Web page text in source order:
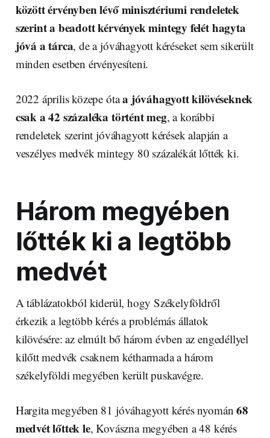
között érvényben lévő minisztériumi rendeletek
szerint a beadott kérvények mintegy felét hagyta
jóvá a tárca, de a jóváhagyott kéréseket sem sikerült
minden esetben érvényesíteni.
2022 április közepe ótaa jóváhagyott kilövéseknek
csak a 42 százaléka történt meg, a korábbi
rendeletek szerint jóváhagyott kérések alapján a
veszélyes medvék mintegy 80 százalékát lőtték ki.
Három megyében
lőtték ki a legtöbb
medvét
A táblázatokból kiderül, hogy Székelyföldről
érkezik a legtöbb kérés a problémás állatok
kilövésére: az elmúlt bő három évben az engedéllyel
kilőtt medvék csaknem kétharmada a három
székelyföldi megyében került puskavégre.
Hargita megyében 81 jóváhagyott kérés nyomán68
medvét lőttek le, Kovászna megyében a 48 kérés